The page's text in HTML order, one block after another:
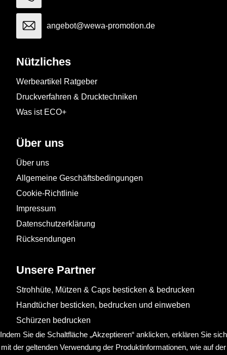
angebot@wewa-promotion.de
Nützliches
Werbeartikel Ratgeber
Druckverfahren & Drucktechniken
Was ist ECO+
Über uns
Über uns
Allgemeine Geschäftsbedingungen
Cookie-Richtlinie
Impressum
Datenschutzerklärung
Rücksendungen
Unsere Partner
Strohhüte, Mützen & Caps besticken & bedrucken
Handtücher besticken, bedrucken und einweben
Schürzen bedrucken
Indem Sie die Schaltfläche „Akzeptieren“ anklicken, erklären Sie sich
mit der geltenden Verwendung der Produktinformationen, wie auf der